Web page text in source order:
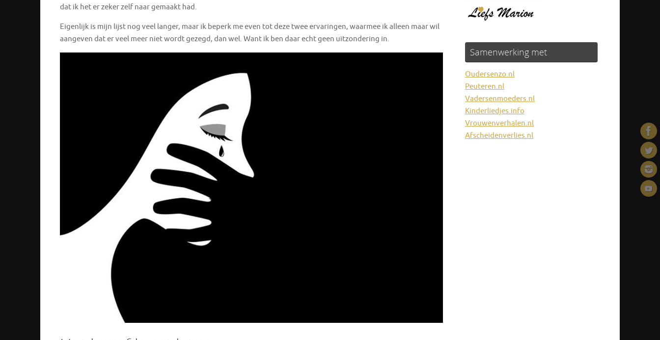
dat ik het er zeker zelf naar gemaakt had.
Eigenlijk is mijn lijst nog veel langer, maar ik beperk me even tot deze twee ervaringen, waarmee ik alleen maar wil
aangeven dat er veel meer niet wordt gezegd, dan wel. Want ik ben daar echt geen uitzondering in.
Samenwerking met
Oudersenzo.nl
Peuteren.nl
Vadersenmoeders.nl
Kinderliedjes.info
Vrouwenverhalen.nl
Afscheidenverlies.nl